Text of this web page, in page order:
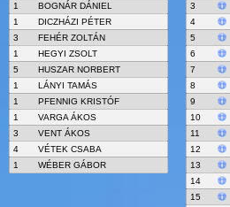
1
BOGNÁR DÁNIEL
1
DICZHÁZI PÉTER
3
FEHÉR ZOLTÁN
1
HEGYI ZSOLT
5
HUSZAR NORBERT
1
LÁNYI TAMÁS
1
PFENNIG KRISTÓF
1
VARGA ÁKOS
3
VENT ÁKOS
4
VÉTEK CSABA
1
WÉBER GÁBOR
3
4
5
6
7
8
9
10
11
12
13
14
15